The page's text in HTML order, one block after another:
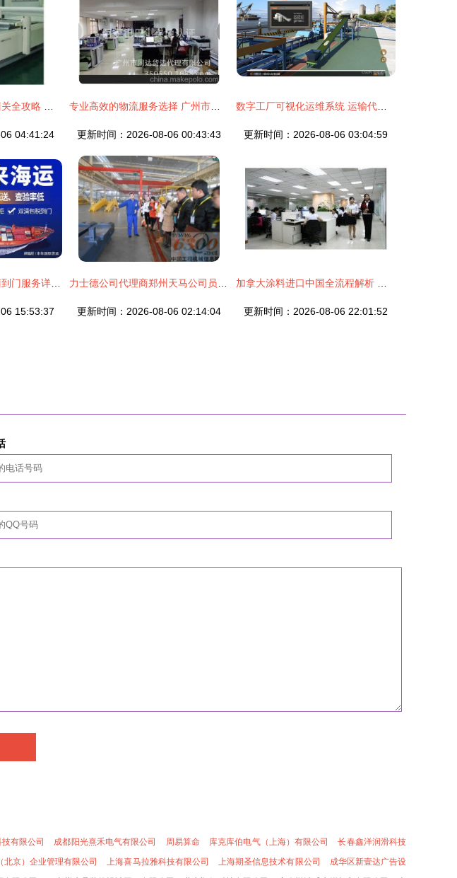
04:41:24 更新时间：2026-08-06 00:43:43 更新时间：2026-08-06 03:04:59
15:53:37 更新时间：2026-08-06 02:14:04 更新时间：2026-08-06 22:01:52
有限公司 成都阳光熹禾电气有限公司 周易算命 库克库伯电气（上海）有限公司
长春鑫洋润滑科技
北京）企业管理有限公司 上海喜马拉雅科技有限公司 上海期圣信息技术有限公司
成华区新壹达广告设